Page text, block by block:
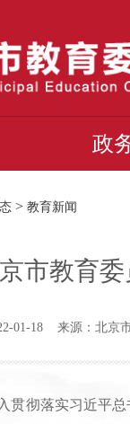
政
> 教育新闻
市教育
01-18 来源：北京
彻落实习近平总